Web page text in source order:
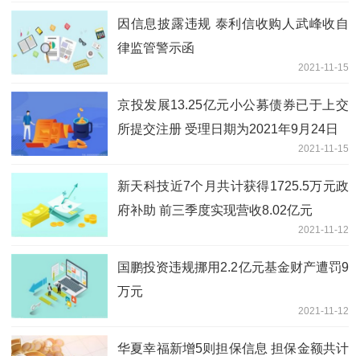
因信息披露违规 泰利信收购人武峰收自
律监管警示函
2021-11-15
京投发展13.25亿元小公募债券已于上交
所提交注册 受理日期为2021年9月24日
2021-11-15
新天科技近7个月共计获得1725.5万元政
府补助 前三季度实现营收8.02亿元
2021-11-12
国鹏投资违规挪用2.2亿元基金财产遭罚9
万元
2021-11-12
华夏幸福新增5则担保信息 担保金额共计